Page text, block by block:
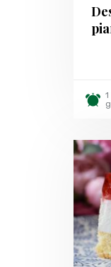
1